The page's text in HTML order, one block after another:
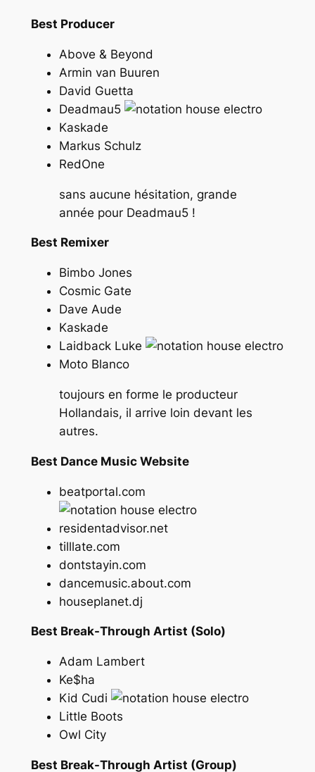
Best Producer
Above & Beyond
Armin van Buuren
David Guetta
Deadmau5
Kaskade
Markus Schulz
RedOne
sans aucune hésitation, grande
année pour Deadmau5 !
Best Remixer
Bimbo Jones
Cosmic Gate
Dave Aude
Kaskade
Laidback Luke
Moto Blanco
toujours en forme le producteur
Hollandais, il arrive loin devant les
autres.
Best Dance Music Website
beatportal.com
residentadvisor.net
tilllate.com
dontstayin.com
dancemusic.about.com
houseplanet.dj
Best Break-Through Artist (Solo)
Adam Lambert
Ke$ha
Kid Cudi
Little Boots
Owl City
Best Break-Through Artist (Group)